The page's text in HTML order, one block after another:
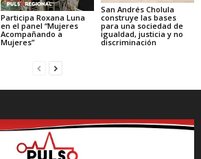
Participa Roxana Luna
en el panel “Mujeres
Acompañando a
Mujeres”
San Andrés Cholula
construye las bases
para una sociedad de
igualdad, justicia y no
discriminación